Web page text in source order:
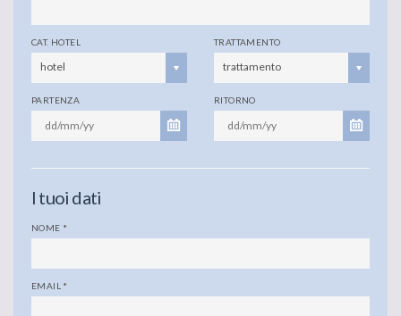
CAT. HOTEL
hotel
TRATTAMENTO
trattamento
PARTENZA RITORNO
I tuoi dati
NOME *
EMAIL *